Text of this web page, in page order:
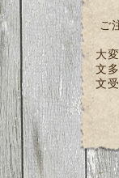
ご
大
文
文